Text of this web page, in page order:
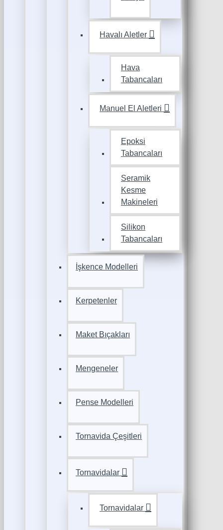
Havalı Aletler
Hava
Tabancaları
Manuel El Aletleri
Epoksi
Tabancaları
Seramik
Kesme
Makineleri
Silikon
Tabancaları
İşkence Modelleri
Kerpetenler
Maket Bıçakları
Mengeneler
Pense Modelleri
Tornavida Çeşitleri
Tornavidalar
Tornavidalar